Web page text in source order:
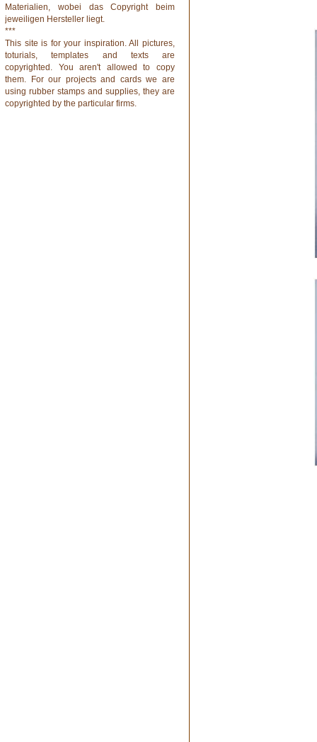
Materialien, wobei das Copyright beim
jeweiligen Hersteller liegt.
***
This site is for your inspiration. All pictures,
toturials, templates and texts are
copyrighted. You aren't allowed to copy
them. For our projects and cards we are
using rubber stamps and supplies, they are
copyrighted by the particular firms.